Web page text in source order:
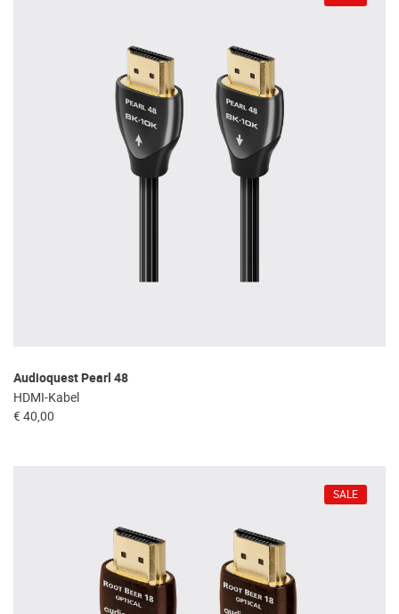
Audioquest Pearl 48
HDMI-Kabel
€ 40,00
SALE